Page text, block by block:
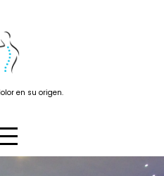
en su origen.